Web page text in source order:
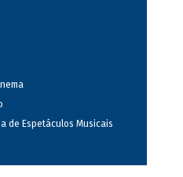
de Espetáculos Musicais